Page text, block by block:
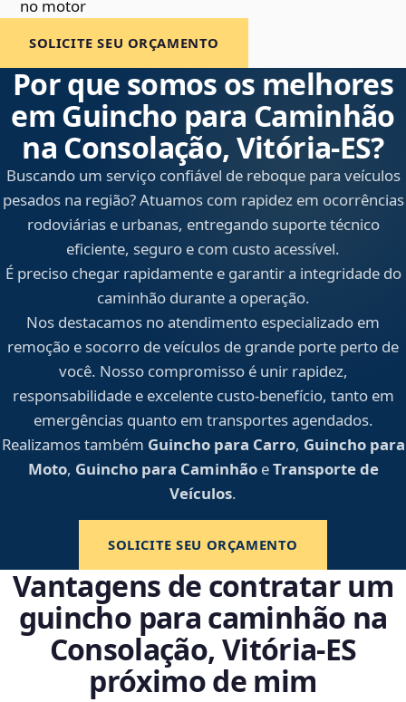
no motor
SOLICITE SEU ORÇAMENTO
Por que somos os melhores
em Guincho para Caminhão
na Consolação, Vitória‑ES?
Buscando um serviço confiável de reboque para veículos
pesados na região? Atuamos com rapidez em ocorrências
rodoviárias e urbanas, entregando suporte técnico
eficiente, seguro e com custo acessível.
É preciso chegar rapidamente e garantir a integridade do
caminhão durante a operação.
Nos destacamos no atendimento especializado em
remoção e socorro de veículos de grande porte perto de
você. Nosso compromisso é unir rapidez,
responsabilidade e excelente custo-benefício, tanto em
emergências quanto em transportes agendados.
Realizamos também Guincho para Carro, Guincho para
Moto, Guincho para CaminhãoeTransporte de
Veículos.
SOLICITE SEU ORÇAMENTO
Vantagens de contratar um
guincho para caminhão na
Consolação, Vitória‑ES
próximo de mim